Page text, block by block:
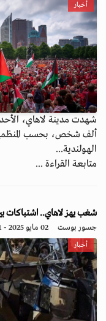
أخبار
ألف شخص، بحسب
الهولندية...
متابعة القراءة ...
شغب يهز لاهاي.. اشتباكات
جسور بوست 02 مايو 2025 - 10:01
أخبار